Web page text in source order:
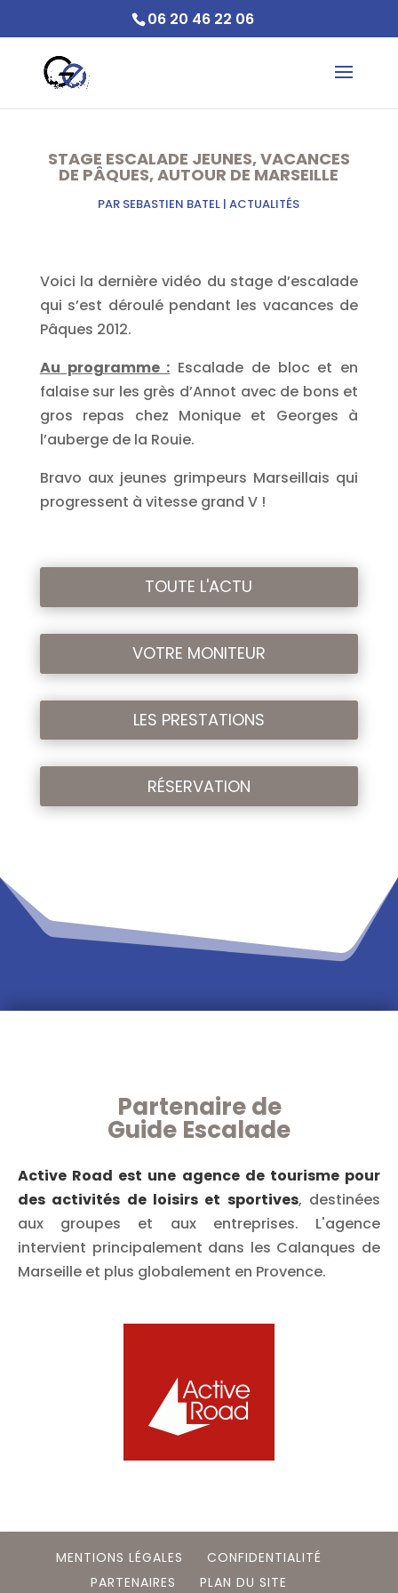
06 20 46 22 06
STAGE ESCALADE JEUNES, VACANCES
DE PÂQUES, AUTOUR DE MARSEILLE
PAR SEBASTIEN BATEL |ACTUALITÉS
Voici la dernière vidéo du stage d’escalade
qui s’est déroulé pendant les vacances de
Pâques 2012.
Au programme : Escalade de bloc et en
falaise sur les grès d’Annot avec de bons et
gros repas chez Monique et Georges à
l’auberge de la Rouie.
Bravo aux jeunes grimpeurs Marseillais qui
progressent à vitesse grand V !
TOUTE L'ACTU
VOTRE MONITEUR
LES PRESTATIONS
RÉSERVATION
Partenaire de
Guide Escalade
Active Road est une agence de tourisme pour
des activités de loisirs et sportives, destinées
aux groupes et aux entreprises. L'agence
intervient principalement dans les Calanques de
Marseille et plus globalement en Provence.
MENTIONS LÉGALES
CONFIDENTIALITÉ
PARTENAIRES
PLAN DU SITE